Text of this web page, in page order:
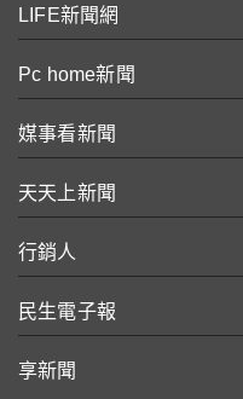
LIFE新聞網
Pc home新聞
媒事看新聞
天天上新聞
行銷人
民生電子報
享新聞